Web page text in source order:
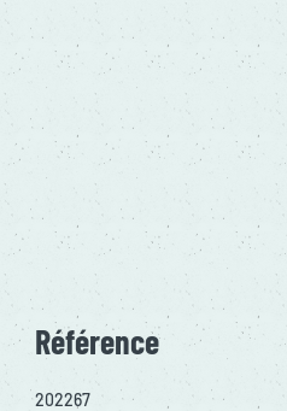
Référence
202267